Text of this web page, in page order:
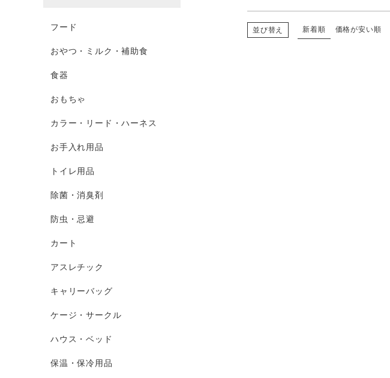
フード
おやつ・ミルク・補助食
食器
おもちゃ
カラー・リード・ハーネス
お手入れ用品
トイレ用品
除菌・消臭剤
防虫・忌避
カート
アスレチック
キャリーバッグ
ケージ・サークル
ハウス・ベッド
保温・保冷用品
並び替え 新着順 価格が安い順